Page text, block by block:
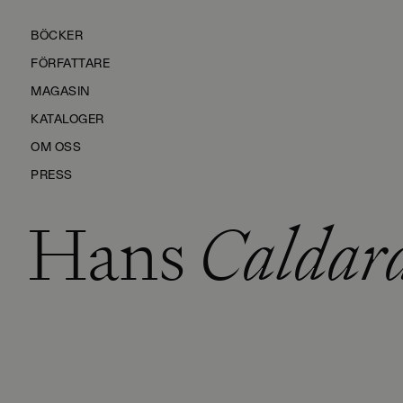
BÖCKER
FÖRFATTARE
MAGASIN
KATALOGER
OM OSS
PRESS
KONTAKTA OSS
HÅLLBARHET
Hans